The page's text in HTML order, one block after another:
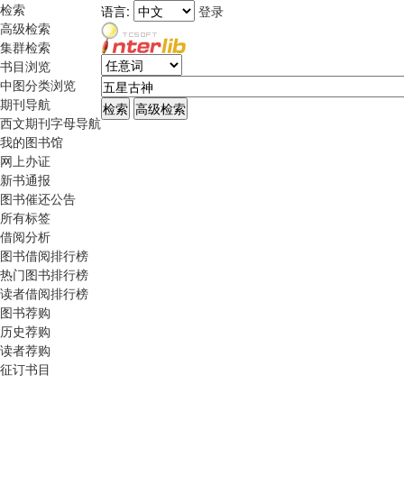
检索
高级检索
集群检索
书目浏览
中图分类浏览
期刊导航
西文期刊字母导航
我的图书馆
网上办证
新书通报
图书催还公告
所有标签
借阅分析
图书借阅排行榜
热门图书排行榜
读者借阅排行榜
图书荐购
历史荐购
读者荐购
征订书目
语言: 登录